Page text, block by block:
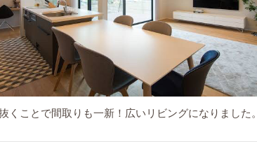
くことで間取りも一新！広いリビングになりました。